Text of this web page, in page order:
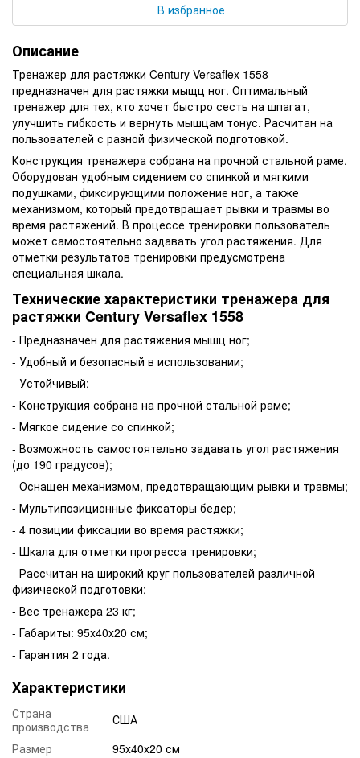
В избранное
Описание
Тренажер для растяжки Century Versaflex 1558
предназначен для растяжки мыщц ног. Оптимальный
тренажер для тех, кто хочет быстро сесть на шпагат,
улучшить гибкость и вернуть мышцам тонус. Расчитан на
пользователей с разной физической подготовкой.
Конструкция тренажера собрана на прочной стальной раме.
Оборудован удобным сидением со спинкой и мягкими
подушками, фиксирующими положение ног, а также
механизмом, который предотвращает рывки и травмы во
время растяжений. В процессе тренировки пользователь
может самостоятельно задавать угол растяжения. Для
отметки результатов тренировки предусмотрена
специальная шкала.
Технические характеристики тренажера для
растяжки Century Versaflex 1558
- Предназначен для растяжения мышц ног;
- Удобный и безопасный в использовании;
- Устойчивый;
- Конструкция собрана на прочной стальной раме;
- Мягкое сидение со спинкой;
- Возможность самостоятельно задавать угол растяжения
(до 190 градусов);
- Оснащен механизмом, предотвращающим рывки и травмы;
- Мультипозиционные фиксаторы бедер;
- 4 позиции фиксации во время растяжки;
- Шкала для отметки прогресса тренировки;
- Рассчитан на широкий круг пользователей различной
физической подготовки;
- Вес тренажера 23 кг;
- Габариты: 95х40х20 см;
- Гарантия 2 года.
Характеристики
Страна
производства
США
Размер
95х40х20 см